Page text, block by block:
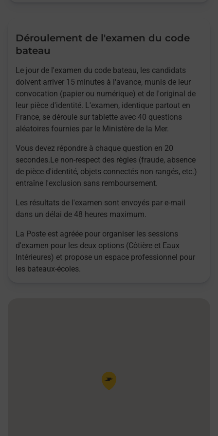
Déroulement de l'examen du code
bateau
Le jour de l'examen du code bateau, les candidats
doivent arriver 15 minutes à l'avance, munis de leur
convocation (papier ou numérique) et de l'original de
leur pièce d'identité. L'examen, identique partout en
France, se déroule sur tablette avec 40 questions
aléatoires fournies par le Ministère de la Mer.
Vous devez répondre à chaque question en 20
secondes.Le non-respect des règles (fraude, absence
de pièce d'identité, objets connectés non rangés, etc.)
entraîne l'exclusion sans remboursement.
Les résultats de l'examen sont envoyés par e-mail
dans un délai de 48 heures maximum.
La Poste est agréée pour organiser les sessions
d'examen pour les deux options (Côtière et Eaux
Intérieures) et propose un espace professionnel pour
les bateaux-écoles.
Pin de la carte